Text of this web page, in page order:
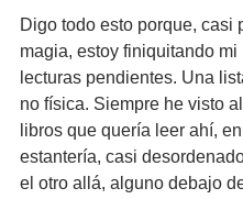
Digo todo esto porque, casi
magia, estoy finiquitando mi
lecturas pendientes. Una
no física. Siempre he visto
libros que quería leer ahí,
estantería, casi
el otro allá, alguno debajo